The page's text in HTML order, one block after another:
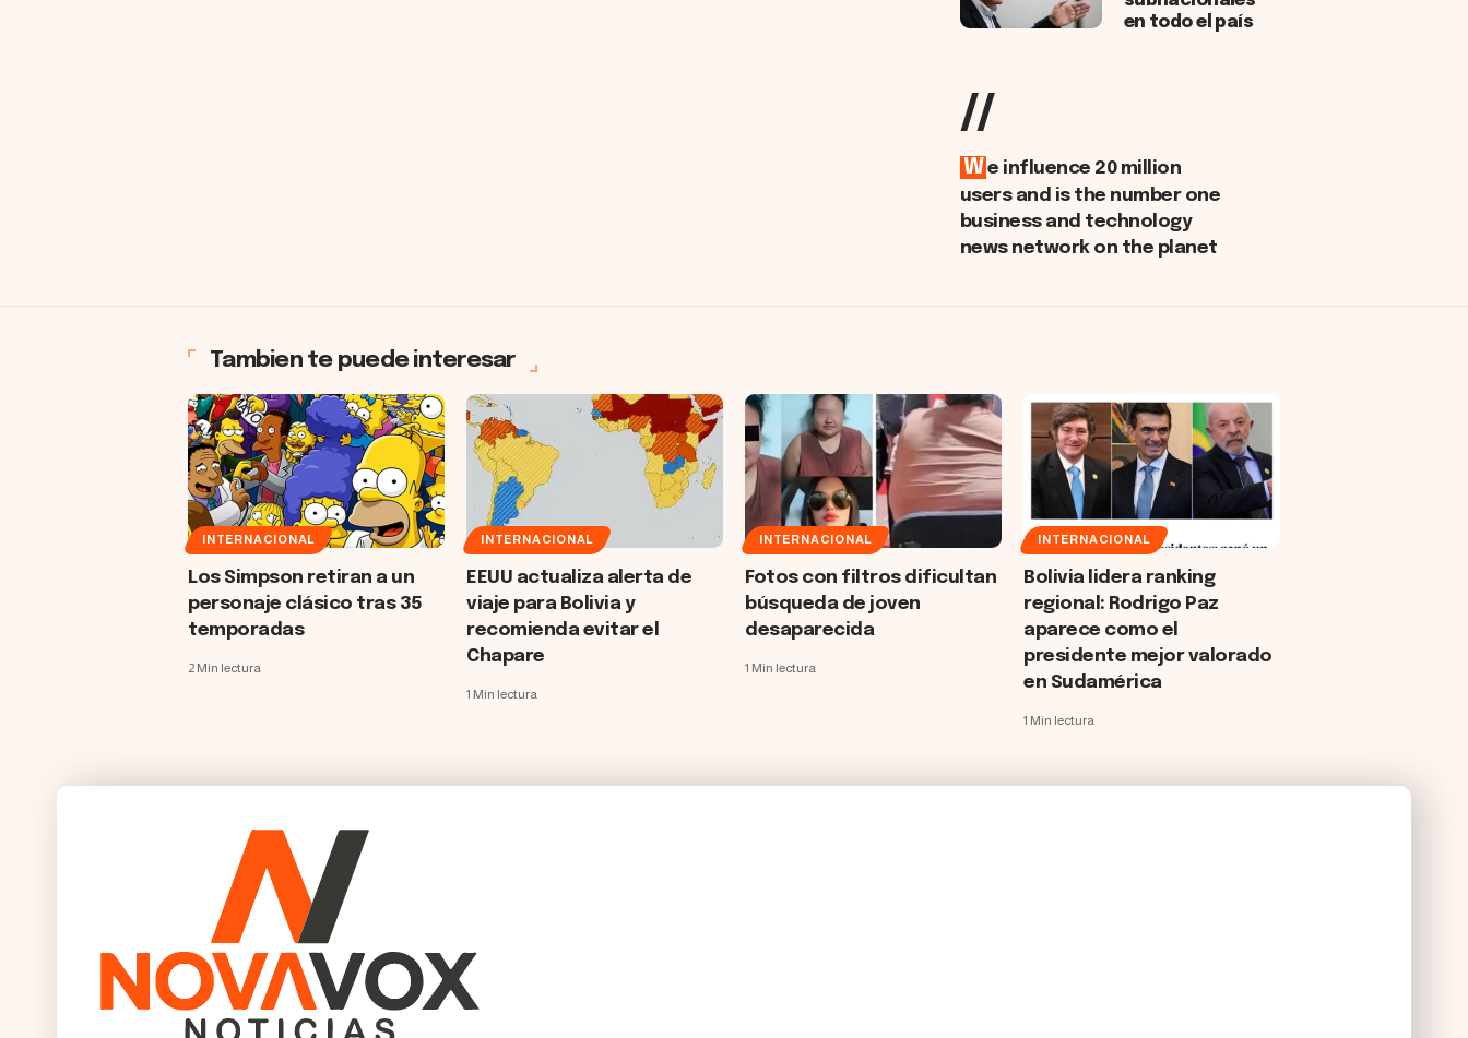
en todo el país
//
W e influence 20 million
users and is the number one
business and technology
news network on the planet
Tambien te puede interesar
INTERNACIONAL
Los Simpson retiran a un
personaje clásico tras 35
temporadas
2 Min lectura
INTERNACIONAL
EEUU actualiza alerta de
viaje para Bolivia y
recomienda evitar el
Chapare
1 Min lectura
INTERNACIONAL
Fotos con filtros dificultan
búsqueda de joven
desaparecida
1 Min lectura
INTERNACIONAL
Bolivia lidera ranking
regional: Rodrigo Paz
aparece como el
presidente mejor valorado
en Sudamérica
1 Min lectura